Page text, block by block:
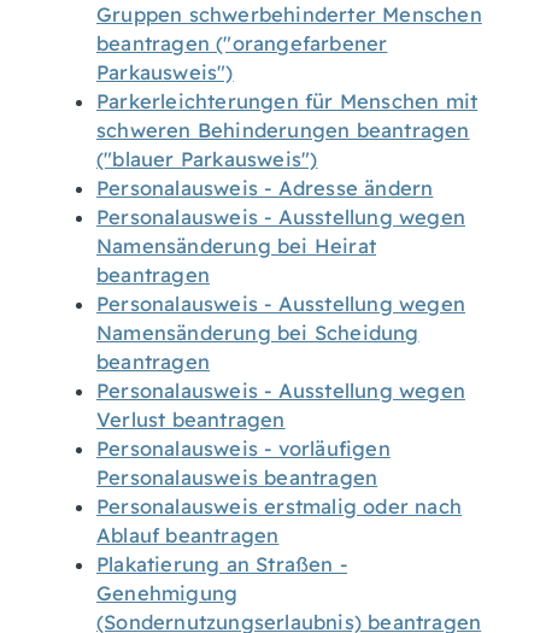
Gruppen schwerbehinderter Menschen
beantragen ("orangefarbener
Parkausweis")
Parkerleichterungen für Menschen mit
schweren Behinderungen beantragen
("blauer Parkausweis")
Personalausweis - Adresse ändern
Personalausweis - Ausstellung wegen
Namensänderung bei Heirat
beantragen
Personalausweis - Ausstellung wegen
Namensänderung bei Scheidung
beantragen
Personalausweis - Ausstellung wegen
Verlust beantragen
Personalausweis - vorläufigen
Personalausweis beantragen
Personalausweis erstmalig oder nach
Ablauf beantragen
Plakatierung an Straßen -
Genehmigung
(Sondernutzungserlaubnis) beantragen